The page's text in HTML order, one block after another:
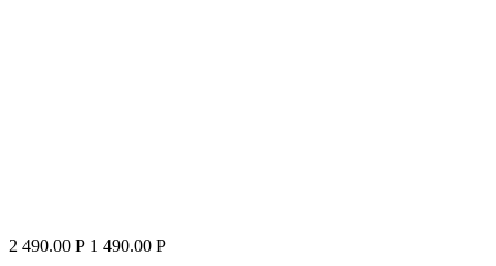
2 490.00 Р 1 490.00 Р